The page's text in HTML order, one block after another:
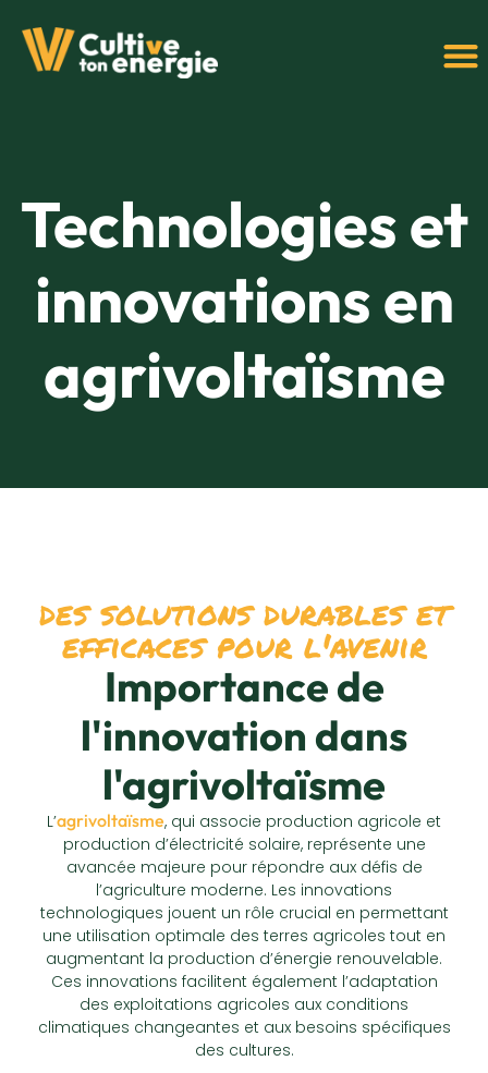
Technologies et
innovations en
agrivoltaïsme
des solutions durables et
efficaces pour l'avenir
Importance de
l'innovation dans
l'agrivoltaïsme
L’agrivoltaïsme, qui associe production agricole et
production d’électricité solaire, représente une
avancée majeure pour répondre aux défis de
l’agriculture moderne. Les innovations
technologiques jouent un rôle crucial en permettant
une utilisation optimale des terres agricoles tout en
augmentant la production d’énergie renouvelable.
Ces innovations facilitent également l’adaptation
des exploitations agricoles aux conditions
climatiques changeantes et aux besoins spécifiques
des cultures.